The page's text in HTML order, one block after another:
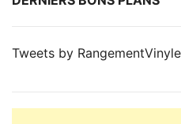
Tweets by RangementVinyle